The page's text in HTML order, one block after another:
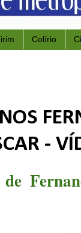
Colírio
-